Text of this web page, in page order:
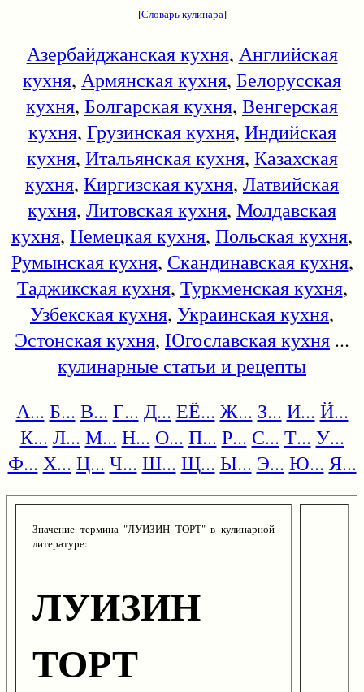
[Словарь кулинара]
Азербайджанская кухня, Английская
кухня, Армянская кухня, Белорусская
кухня, Болгарская кухня, Венгерская
кухня, Грузинская кухня, Индийская
кухня, Итальянская кухня, Казахская
кухня, Киргизская кухня, Латвийская
кухня, Литовская кухня, Молдавская
кухня, Немецкая кухня, Польская кухня,
Румынская кухня, Скандинавская кухня,
Таджикская кухня, Туркменская кухня,
Узбекская кухня, Украинская кухня,
Эстонская кухня, Югославская кухня ...
кулинарные статьи и рецепты
А... Б... В... Г... Д... ЕЁ... Ж... З... И... Й...
К... Л... М... Н... О... П... Р... С... Т... У...
Ф... Х... Ц... Ч... Ш... Щ... Ы... Э... Ю... Я...
Значение термина "ЛУИЗИН ТОРТ" в кулинарной
литературе:
ЛУИЗИН
ТОРТ